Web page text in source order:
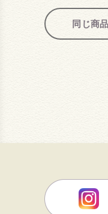
同じ商